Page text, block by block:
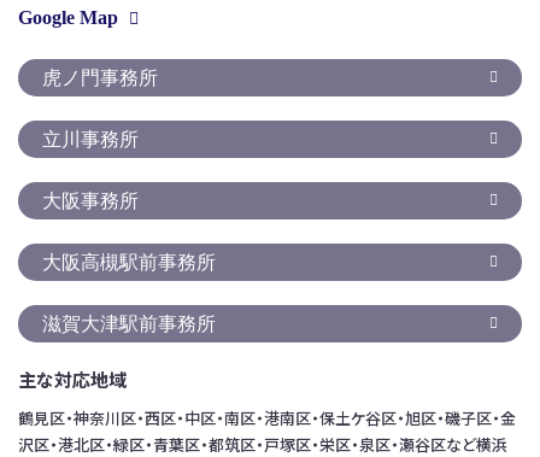
Google Map
虎ノ門事務所
立川事務所
大阪事務所
大阪高槻駅前事務所
滋賀大津駅前事務所
主な対応地域
鶴見区・神奈川区・西区・中区・南区・港南区・保土ケ谷区・旭区・磯子区・金
沢区・港北区・緑区・青葉区・都筑区・戸塚区・栄区・泉区・瀬谷区など横浜